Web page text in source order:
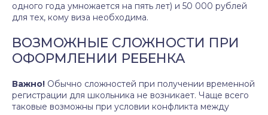
одного года умножается на пять лет) и 50 000 рублей
для тех, кому виза необходима.
ВОЗМОЖНЫЕ СЛОЖНОСТИ ПРИ
ОФОРМЛЕНИИ РЕБЕНКА
Важно! Обычно сложностей при получении временной
регистрации для школьника не возникает. Чаще всего
таковые возможны при условии конфликта между